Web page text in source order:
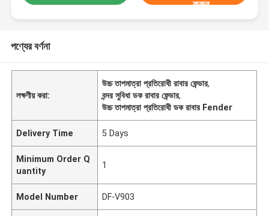
করুন
পণ্যের বর্ণনা
লক্ষণীয় করা:
উচ্চ তাপমাত্রা প্রতিরোধী রাবার ফেন্ডার,
বন্দর সুবিধা ডক রাবার ফেন্ডার,
উচ্চ তাপমাত্রা প্রতিরোধী ডক রাবার Fender
Delivery Time 5 Days
Minimum Order Q
uantity
1
Model Number DF-V903